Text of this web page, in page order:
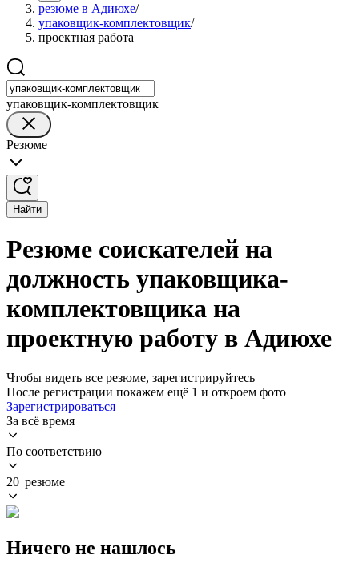
резюме в Адиюхе/
упаковщик-комплектовщик/
проектная работа
упаковщик-комплектовщик
Резюме
Найти
Резюме соискателей на
должность упаковщика-
комплектовщика на
проектную работу в Адиюхе
Чтобы видеть все резюме, зарегистрируйтесь
После регистрации покажем ещё 1 и откроем фото
Зарегистрироваться
За всё время
По соответствию
20 резюме
Ничего не нашлось